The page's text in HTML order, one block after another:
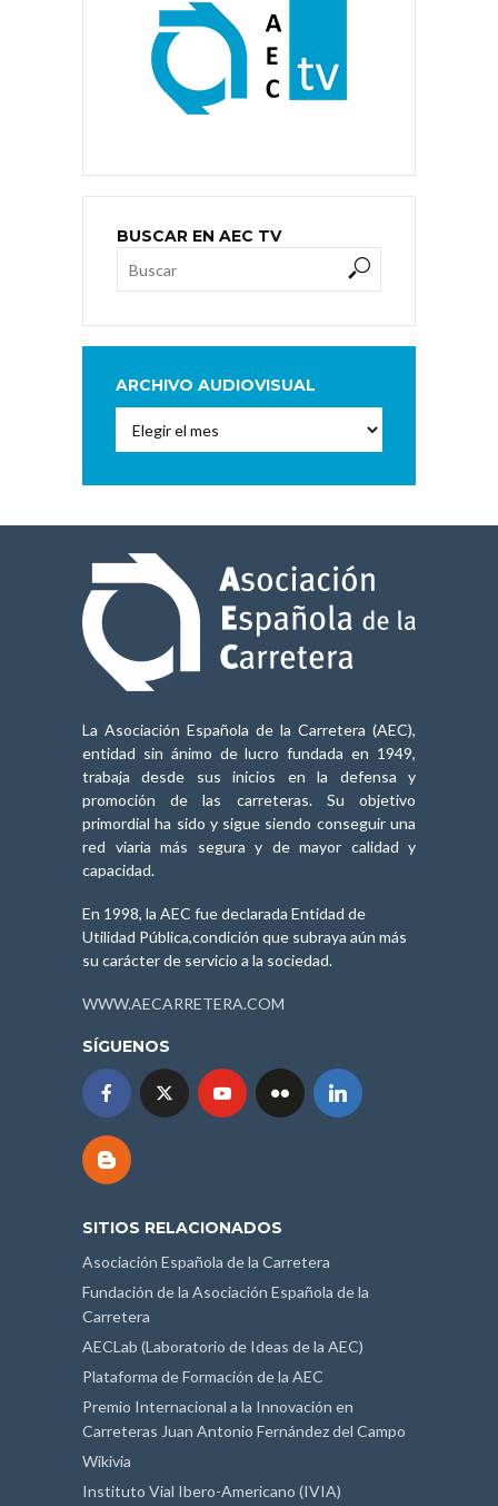
BUSCAR EN AEC TV
ARCHIVO AUDIOVISUAL
Audiovisual
La Asociación Española de la Carretera (AEC),
entidad sin ánimo de lucro fundada en 1949,
trabaja desde sus inicios en la defensa y
promoción de las carreteras. Su objetivo
primordial ha sido y sigue siendo conseguir una
red viaria más segura y de mayor calidad y
capacidad.
En 1998, la AEC fue declarada Entidad de
Utilidad Pública,condición que subraya aún más
su carácter de servicio a la sociedad.
WWW.AECARRETERA.COM
SÍGUENOS
SITIOS RELACIONADOS
Asociación Española de la Carretera
Fundación de la Asociación Española de la
Carretera
AECLab (Laboratorio de Ideas de la AEC)
Plataforma de Formación de la AEC
Premio Internacional a la Innovación en
Carreteras Juan Antonio Fernández del Campo
Wikivia
Instituto Vial Ibero-Americano (IVIA)